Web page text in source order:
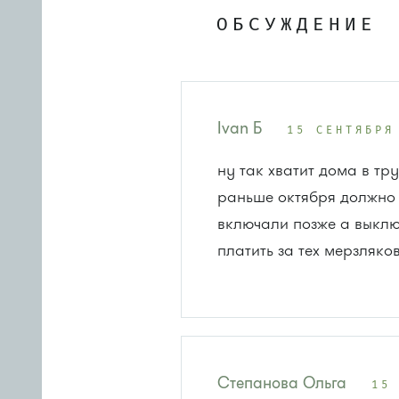
ОБСУЖДЕНИЕ
Ivan Б 15 СЕНТЯБРЯ
ну так хватит дома в
раньше октября
включали позже а
платить за тех
Степанова Ольга 15